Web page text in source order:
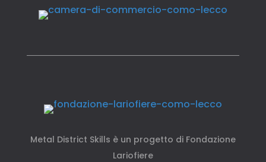
Metal District Skills è un progetto di Fondazione
Lariofiere